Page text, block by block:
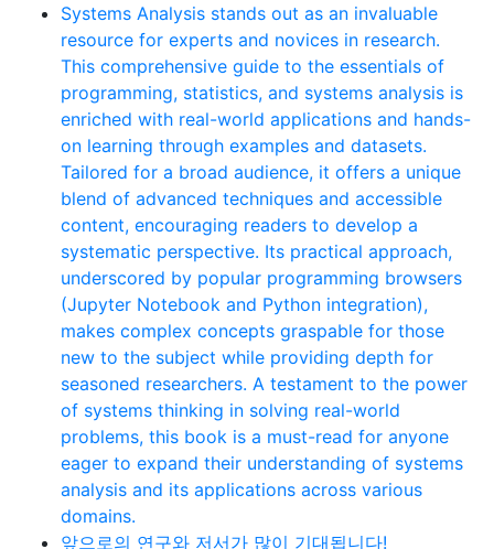
Systems Analysis stands out as an invaluable
resource for experts and novices in research.
This comprehensive guide to the essentials of
programming, statistics, and systems analysis is
enriched with real-world applications and hands-
on learning through examples and datasets.
Tailored for a broad audience, it offers a unique
blend of advanced techniques and accessible
content, encouraging readers to develop a
systematic perspective. Its practical approach,
underscored by popular programming browsers
(Jupyter Notebook and Python integration),
makes complex concepts graspable for those
new to the subject while providing depth for
seasoned researchers. A testament to the power
of systems thinking in solving real-world
problems, this book is a must-read for anyone
eager to expand their understanding of systems
analysis and its applications across various
domains.
앞으로의 연구와 저서가 많이 기대됩니다!